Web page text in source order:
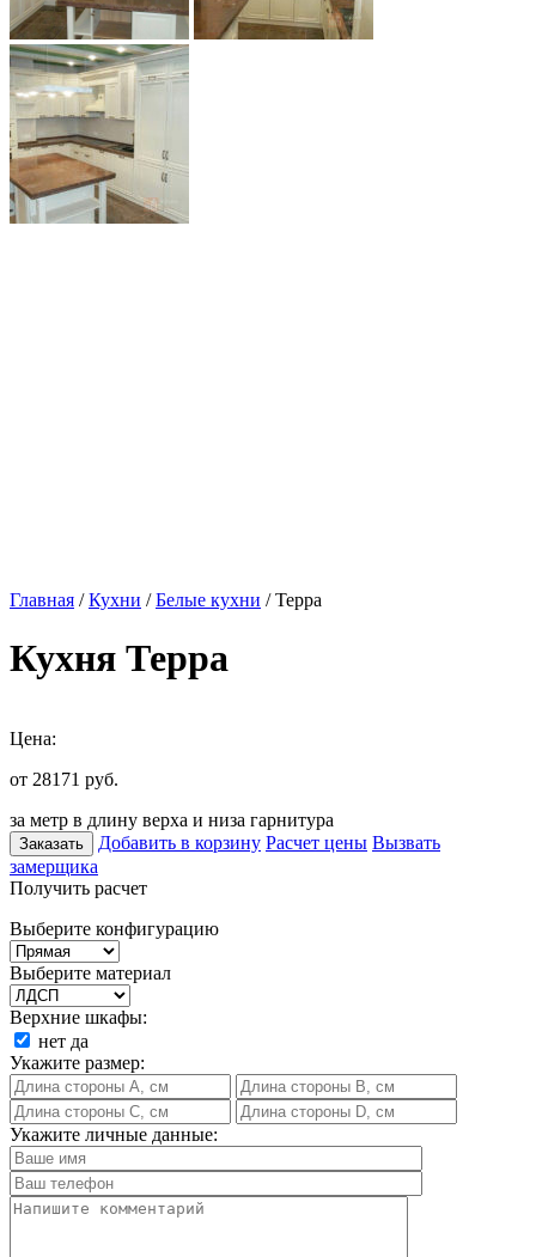
Главная /Кухни /Белые кухни / Терра
Кухня Терра
Цена:
от 28171 руб.
за метр в длину верха и низа гарнитура
Заказать Добавить в корзину Расчет цены Вызвать
замерщика
Получить расчет
Выберите конфигурацию
Выберите материал
Верхние шкафы:
нет да
Укажите размер:
Укажите личные данные: